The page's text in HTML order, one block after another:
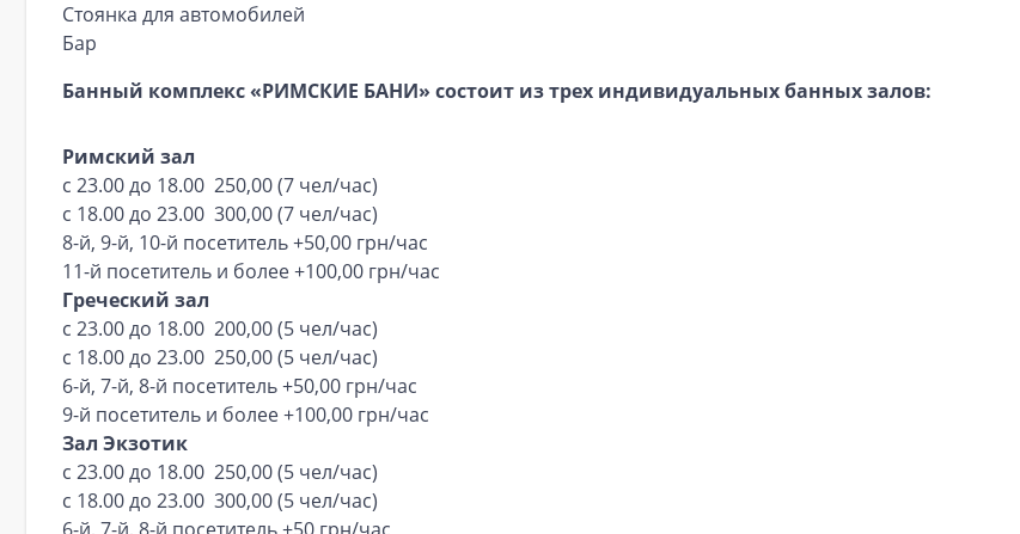
Стоянка для автомобилей
Бар
Банный комплекс «РИМСКИЕ БАНИ» состоит из трех индивидуальных банных залов:
Римский зал
с 23.00 до 18.00 250,00 (7 чел/час)
с 18.00 до 23.00 300,00 (7 чел/час)
8-й, 9-й, 10-й посетитель +50,00 грн/час
11-й посетитель и более +100,00 грн/час
Греческий зал
с 23.00 до 18.00 200,00 (5 чел/час)
с 18.00 до 23.00 250,00 (5 чел/час)
6-й, 7-й, 8-й посетитель +50,00 грн/час
9-й посетитель и более +100,00 грн/час
Зал Экзотик
с 23.00 до 18.00 250,00 (5 чел/час)
с 18.00 до 23.00 300,00 (5 чел/час)